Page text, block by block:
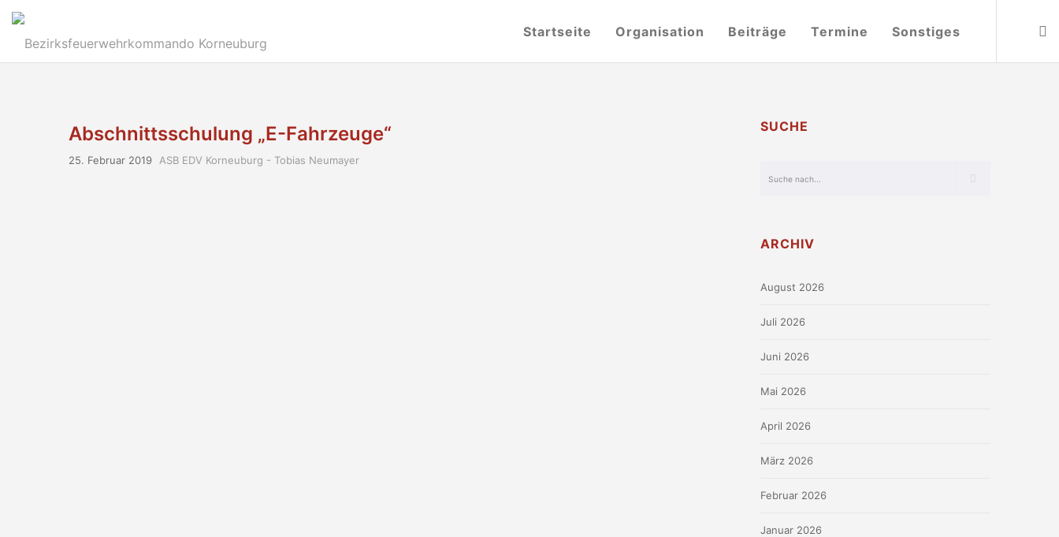
Startseite Organisation Beiträge Termine Sonstiges
Abschnittsschulung „E-Fahrzeuge“
25. Februar 2019 ASB EDV Korneuburg - Tobias Neumayer
SUCHE
ARCHIV
August 2026
Juli 2026
Juni 2026
Mai 2026
April 2026
März 2026
Februar 2026
Januar 2026